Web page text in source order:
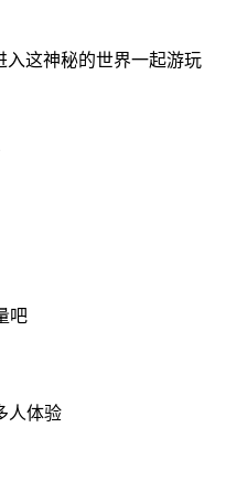
入这神秘的世界一起游玩
吧
人体验